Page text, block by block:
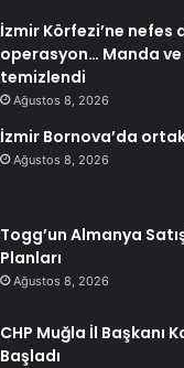
İzmir Körfezi’ne nefes
operasyon… Manda ve
temizlendi
Ağustos 8, 2026
İzmir Bornova’da
Ağustos 8, 2026
Togg’un Almanya
Planları
Ağustos 8, 2026
CHP Muğla İl Başkanı
Başladı